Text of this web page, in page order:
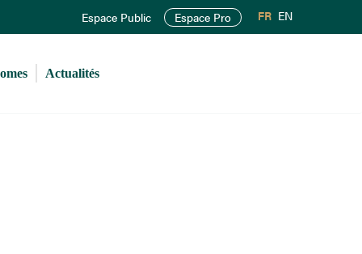
Espace Public Espace Pro FR EN
Actualités